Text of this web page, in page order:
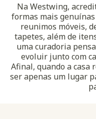
Na Westwing,
formas mais
reunimos móveis,
tapetes, além de
uma curadoria
evoluir junto com
Afinal, quando a casa
ser apenas um lugar